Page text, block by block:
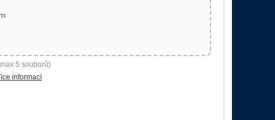
5 souborů)
informací